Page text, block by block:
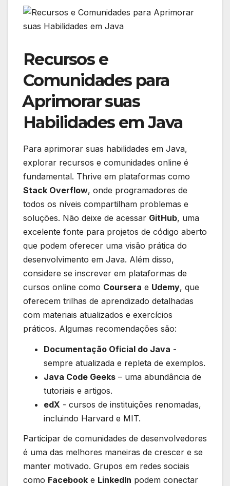
Recursos e
Comunidades​ para
⁣Aprimorar suas
Habilidades em ‍Java
Para aprimorar suas habilidades em Java,
‌explorar recursos e comunidades online é
fundamental. Thrive em plataformas como
Stack Overflow, onde programadores de
todos ‍os níveis compartilham problemas e
soluções. Não​ deixe‍ de acessar GitHub, uma
excelente fonte para projetos de código⁢ aberto
que podem oferecer uma visão⁣ prática do
desenvolvimento em Java. Além disso,
considere se inscrever em plataformas de
cursos online ‌como Coursera e Udemy,‍ que
oferecem ⁣trilhas de aprendizado detalhadas
com ⁢materiais atualizados e exercícios
práticos. Algumas recomendações são:
Documentação Oficial ⁢do Java -​
sempre atualizada e repleta de ⁤exemplos.
Java Code ⁤Geeks – ⁣uma abundância de
tutoriais e artigos.
edX ⁤- cursos de instituições ⁢renomadas,
incluindo Harvard ⁤e ‍MIT.
Participar de ‌comunidades de desenvolvedores
é uma das melhores maneiras⁣ de crescer e ​se
manter motivado. Grupos em redes sociais
como Facebook e LinkedIn podem conectar